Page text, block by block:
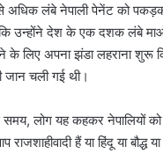
अधिक लंबे नेपाली पेनेंट को
उन्होंने देश के एक दशक लंबे
के लिए अपना झंडा लहराना शुरू
जान चली गई थी।
लोग यह कहकर नेपालियों
राजशाहीवादी हैं या हिंदू या